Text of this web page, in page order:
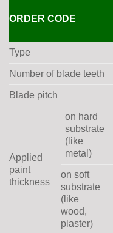
ORDER CODE
Type
Number of blade teeth
Blade pitch
Applied
paint
thickness
on hard
substrate
(like
metal)
on soft
substrate
(like
wood,
plaster)